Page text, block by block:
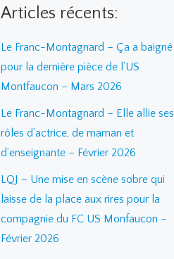
Articles récents:
Le Franc-Montagnard – Ça a baigné
pour la dernière pièce de l’US
Montfaucon – Mars 2026
Le Franc-Montagnard – Elle allie ses
rôles d’actrice, de maman et
d’enseignante – Février 2026
LQJ – Une mise en scène sobre qui
laisse de la place aux rires pour la
compagnie du FC US Monfaucon –
Février 2026